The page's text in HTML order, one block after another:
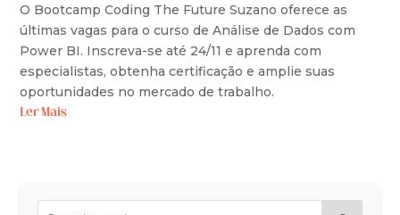
O Bootcamp Coding The Future Suzano oferece as
últimas vagas para o curso de Análise de Dados com
Power BI. Inscreva-se até 24/11 e aprenda com
especialistas, obtenha certificação e amplie suas
oportunidades no mercado de trabalho.
Ler Mais